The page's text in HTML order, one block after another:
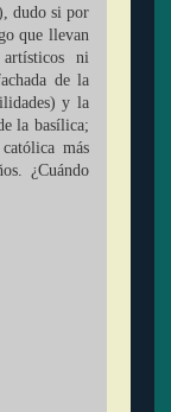
dudo si por
que llevan
ni
de la
y la
la basílica;
más
¿Cuándo